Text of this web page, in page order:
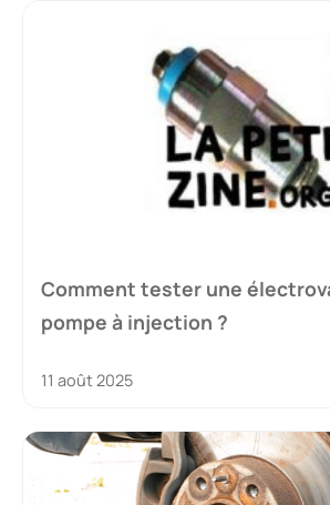
Comment tester une
pompe à injection ?
11 août 2025